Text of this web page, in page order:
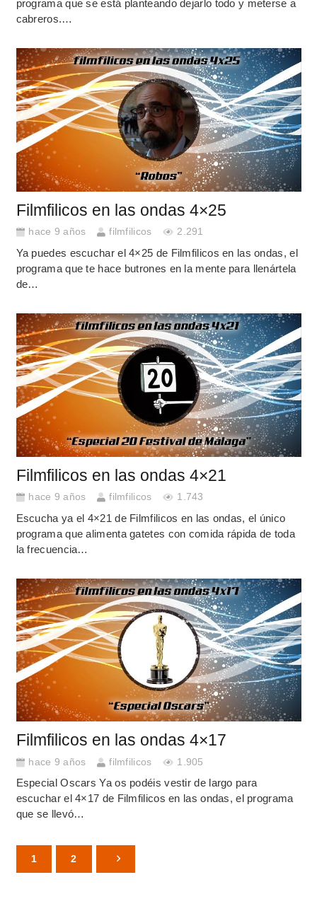
programa que se está planteando dejarlo todo y meterse a
cabreros.…
Filmfilicos en las ondas 4×25
hace 9 años filmfilicos 2.291
Ya puedes escuchar el 4×25 de Filmfilicos en las ondas, el
programa que te hace butrones en la mente para llenártela
de…
Filmfilicos en las ondas 4×21
hace 9 años filmfilicos 1.743
Escucha ya el 4×21 de Filmfilicos en las ondas, el único
programa que alimenta gatetes con comida rápida de toda
la frecuencia…
Filmfilicos en las ondas 4×17
hace 9 años filmfilicos 1.905
Especial Oscars Ya os podéis vestir de largo para
escuchar el 4×17 de Filmfilicos en las ondas, el programa
que se llevó…
1 2